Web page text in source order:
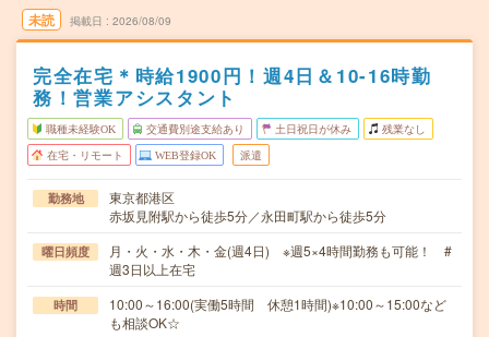
未読 掲載日 2026/08/09
完全在宅＊時給1900円！週4日＆10-16時勤
務！営業アシスタント
職種未経験OK 交通費別途支給あり 土日祝日が休み 残業なし
在宅・リモート WEB登録OK 派遣
勤務地
東京都港区
赤坂見附駅から徒歩5分／永田町駅から徒歩5分
曜日頻度
月・火・水・木・金(週4日) ※週5×4時間勤務も可能！ #
週3日以上在宅
時間
10:00～16:00(実働5時間 休憩1時間)※10:00～15:00など
も相談OK☆